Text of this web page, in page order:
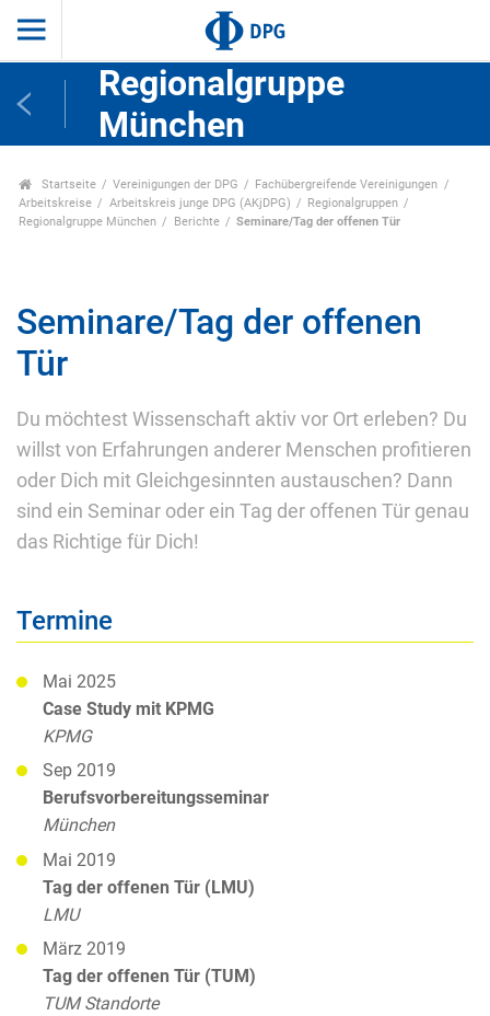
Regionalgruppe
München
Startseite Vereinigungen der DPG
Fachübergreifende Vereinigungen
Arbeitskreise
Arbeitskreis junge DPG (AKjDPG)
Regionalgruppen
Regionalgruppe München
Berichte Seminare/Tag der offenen Tür
Seminare/Tag der offenen
Tür
Du möchtest Wissenschaft aktiv vor Ort erleben? Du
willst von Erfahrungen anderer Menschen profitieren
oder Dich mit Gleichgesinnten austauschen? Dann
sind ein Seminar oder ein Tag der offenen Tür genau
das Richtige für Dich!
Termine
Mai 2025
Case Study mit KPMG
KPMG
Sep 2019
Berufsvorbereitungsseminar
München
Mai 2019
Tag der offenen Tür (LMU)
LMU
März 2019
Tag der offenen Tür (TUM)
TUM Standorte